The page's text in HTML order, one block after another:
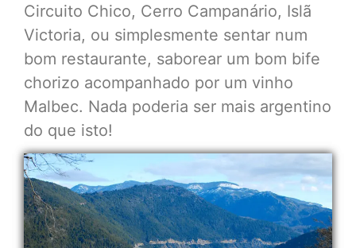
Circuito Chico, Cerro Campanário, Islã
Victoria, ou simplesmente sentar num
bom restaurante, saborear um bom bife
chorizo acompanhado por um vinho
Malbec. Nada poderia ser mais argentino
do que isto!